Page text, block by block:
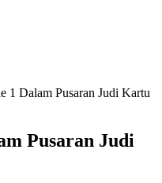
1 Dalam Pusaran Judi Kartu
Pusaran Judi